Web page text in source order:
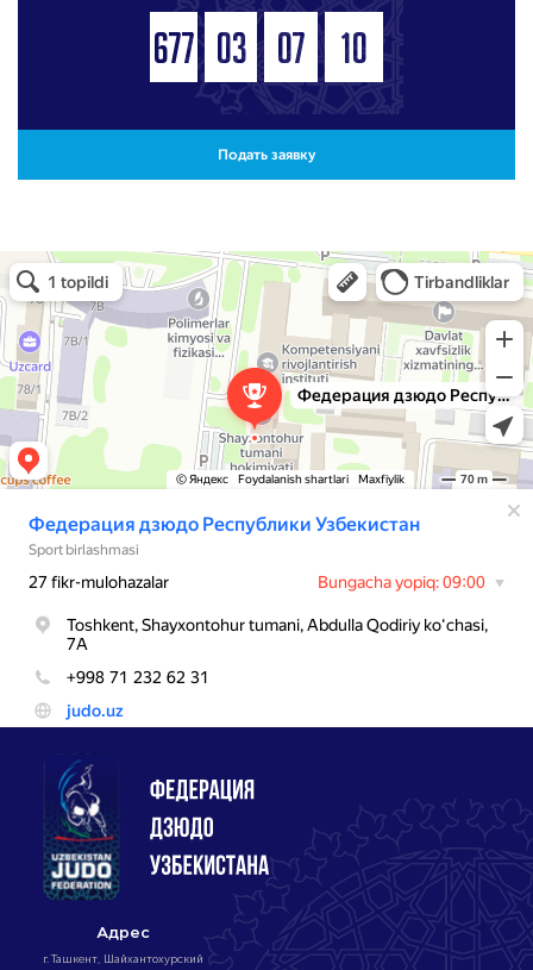
677 03
ЧАСОВ
07
МИНУТ
10
СЕКУНД
Подать заявку
Адрес
г. Ташкент, Шайхантохурский